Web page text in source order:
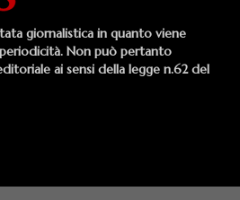
giornalistica in quanto viene
Non può pertanto
ai sensi della legge n.62 del